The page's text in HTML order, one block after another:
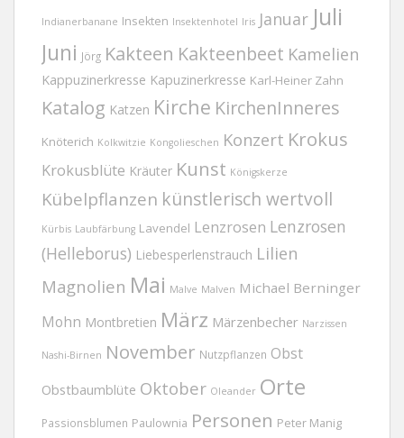
Indianerbanane Insekten Insektenhotel Iris Januar Juli
Juni Jörg Kakteen Kakteenbeet Kamelien
Kappuzinerkresse Kapuzinerkresse Karl-Heiner Zahn
Katalog Katzen Kirche KirchenInneres
Knöterich Kolkwitzie Kongolieschen Konzert Krokus
Krokusblüte Kräuter Kunst Königskerze
Kübelpflanzen künstlerisch wertvoll
Kürbis Laubfärbung Lavendel Lenzrosen Lenzrosen
(Helleborus) Liebesperlenstrauch Lilien
Magnolien Mai Malve Malven Michael Berninger
Mohn Montbretien März Märzenbecher Narzissen
Nashi-Birnen November Nutzpflanzen Obst
Obstbaumblüte Oktober Oleander Orte
Passionsblumen Paulownia Personen Peter Manig